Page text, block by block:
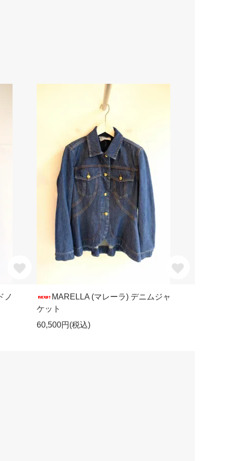
ノ
MARELLA (マレーラ) デニムジャ
ケット
60,500円(税込)